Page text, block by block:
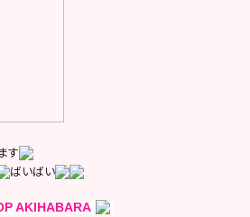
す
ばいばい
AKIHABARA